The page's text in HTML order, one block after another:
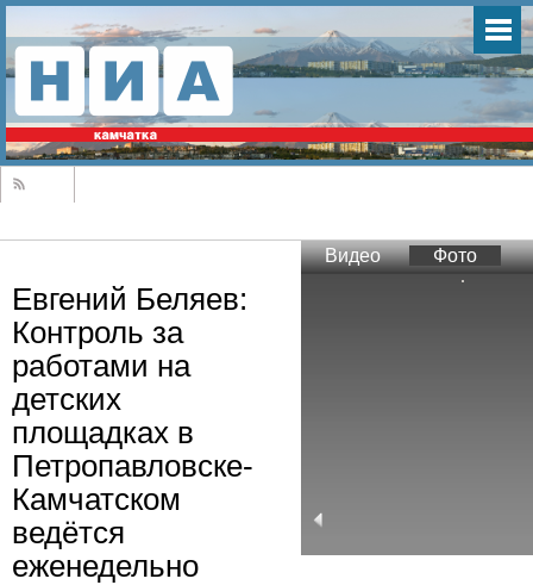
Евгений Беляев:
Контроль за
работами на
детских
площадках в
Петропавловске-
Камчатском
ведётся
еженедельно
Видео Фото